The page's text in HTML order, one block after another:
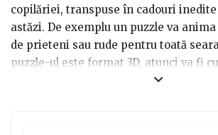
copilăriei, transpuse în cadouri
astăzi. De exemplu un puzzle va
de prieteni sau rude pentru toată
puzzle-ul este format 3D, atunci va fi
interesant și mai ales atractiv fie că